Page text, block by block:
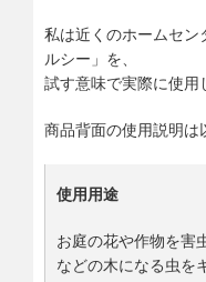
私は近くのホームセン
ルシー」を、
試す意味で実際に使用
商品背面の使用説明は
使用用途
お庭の花や作物を害
などの木になる虫を